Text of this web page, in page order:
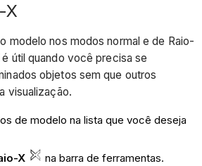
X
modelo nos modos normal e de Raio-
útil quando você precisa se
objetos sem que outros
visualização.
de modelo na lista que você deseja
X
na barra de ferramentas.